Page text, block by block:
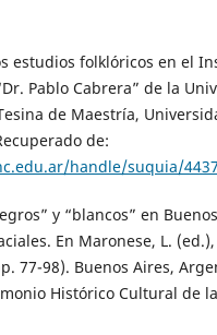
estudios folklóricos en el
Pablo Cabrera” de la
de Maestría,
de:
handle/suquia/4437
y “blancos” en
En Maronese, L.
77-98). Buenos Aires,
Histórico Cultural de